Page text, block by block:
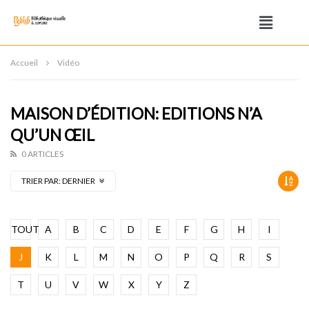
Accueil Vidéo
MAISON D’ÉDITION: EDITIONS N’A
QU’UN ŒIL
0 ARTICLES
TRIER PAR:DERNIER
TOUT A B C D E F G H I
J K L M N O P Q R S
T U V W X Y Z